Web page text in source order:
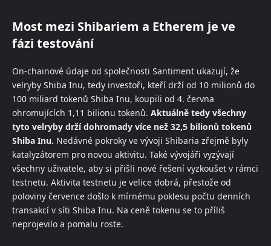
Most mezi Shibariem a Etherem je ve
fázi testování
On-chainové údaje od společnosti Santiment ukazují, že
velryby Shiba Inu, tedy investoři, kteří drží od 10 milionů do
100 miliard tokenů Shiba Inu, koupili od 4. června
ohromujících 1,11 bilionu tokenů. Aktuálně tedy všechny
tyto velryby drží dohromady více než 32,5 bilionů tokenů
Shiba Inu. Nedávné pokroky ve vývoji Shibaria zřejmě byly
katalyzátorem pro novou aktivitu. Také vývojáři vyzývají
všechny uživatele, aby si přišli nové řešení vyzkoušet v rámci
testnetu. Aktivita testnetu je velice dobrá, přestože od
poloviny července došlo k mírnému poklesu počtu denních
transakcí v síti Shiba Inu. Na ceně tokenu se to příliš
neprojevilo a pomalu roste.